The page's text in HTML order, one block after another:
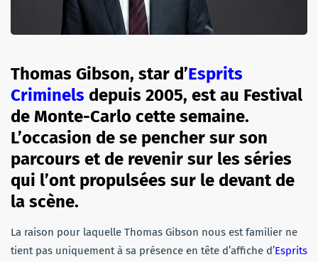
Thomas Gibson, star d’Esprits
Criminels depuis 2005, est au Festival
de Monte-Carlo cette semaine.
L’occasion de se pencher sur son
parcours et de revenir sur les séries
qui l’ont propulsées sur le devant de
la scène.
La raison pour laquelle Thomas Gibson nous est familier ne
tient pas uniquement à sa présence en tête d’affiche d’Esprits